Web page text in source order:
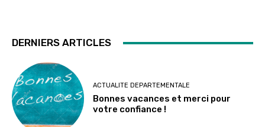
DERNIERS ARTICLES
ACTUALITE DEPARTEMENTALE
Bonnes vacances et merci pour
votre confiance !